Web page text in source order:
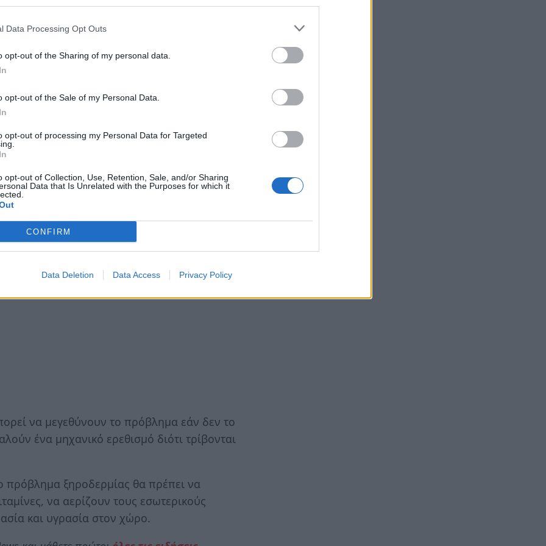
Data Processing Opt Outs
opt-out of the Sharing of my personal data.
opt-out of the Sale of my Personal Data.
opt-out of processing my Personal Data for Targeted
opt-out of Collection, Use, Retention, Sale, and/or Sharing
Data that Is Unrelated with the Purposes for which it
CONFIRM
Data Deletion Data Access Privacy Policy
καλυτέρα στην επιδερμίδα του. Δεν
όπως τα σαπούνια, και να
να μεγεθύνουν το πρόβλημα εάν δεν το
ένα μηχανικό ερεθισμό διότι τρίβονται
πρόβλημα ξηροδερμίας θα πρέπει να
να αερίζουν τους εσωτερικούς
και υγρασία στον χώρο.